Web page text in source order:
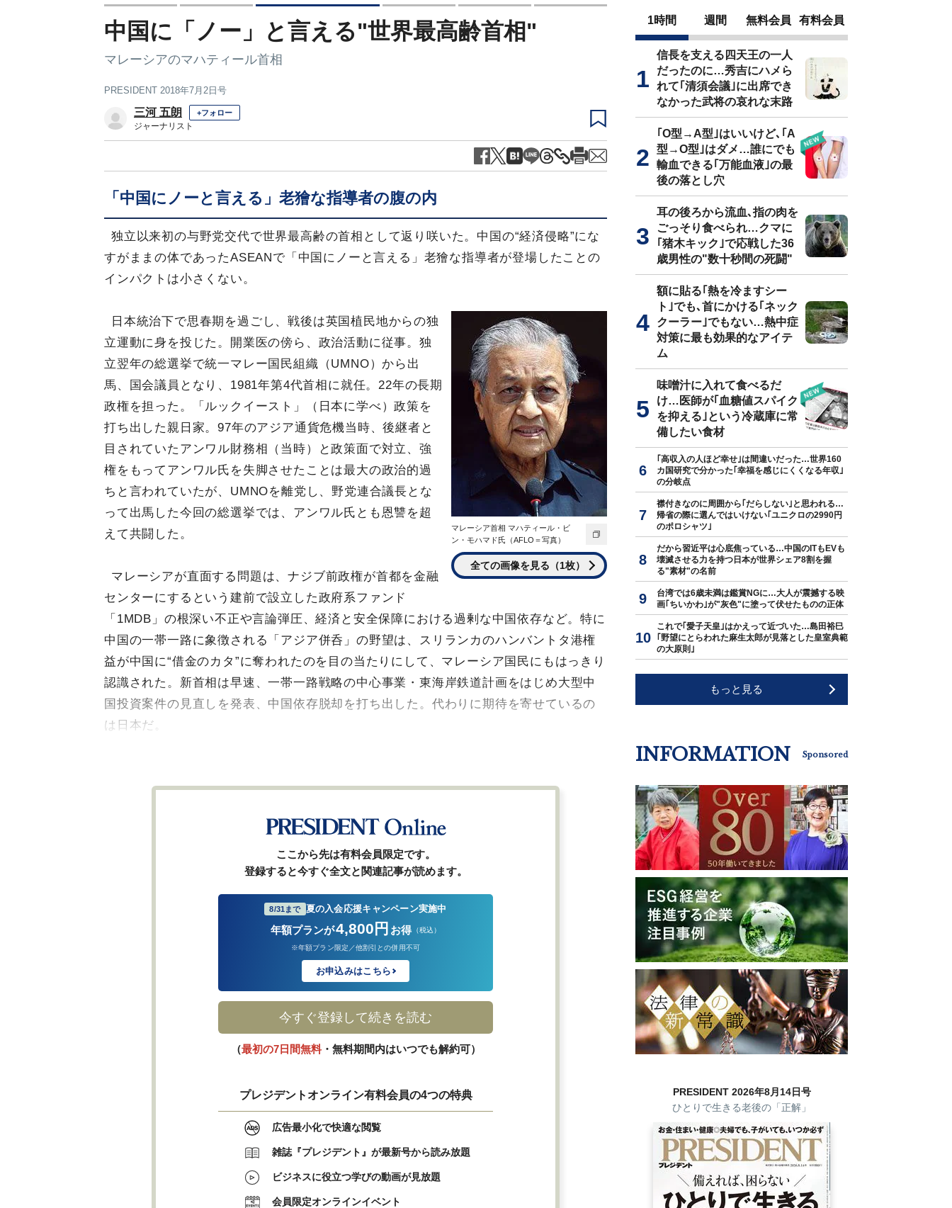
中国に「ノー」と言える"世界最高齢首相"
マレーシアのマハティール首相
PRESIDENT 2018年7月2日号
三河 五朗 +フォロー
ジャーナリスト
「中国にノーと言える」老獪な指導者の腹の内
独立以来初の与野党交代で世界最高齢の首相として返り咲いた。中国の“経済侵略”にな
すがままの体であったASEANで「中国にノーと言える」老獪な指導者が登場したことの
インパクトは小さくない。
マレーシア首相 マハティール・ビ
ン・モハマド氏（AFLO＝写真）
全ての画像を見る（1枚）
日本統治下で思春期を過ごし、戦後は英国植民地からの独
立運動に身を投じた。開業医の傍ら、政治活動に従事。独
立翌年の総選挙で統一マレー国民組織（UMNO）から出
馬、国会議員となり、1981年第4代首相に就任。22年の長期
政権を担った。「ルックイースト」（日本に学べ）政策を
打ち出した親日家。97年のアジア通貨危機当時、後継者と
目されていたアンワル財務相（当時）と政策面で対立、強
権をもってアンワル氏を失脚させたことは最大の政治的過
ちと言われていたが、UMNOを離党し、野党連合議長とな
って出馬した今回の総選挙では、アンワル氏とも恩讐を超
えて共闘した。
マレーシアが直面する問題は、ナジブ前政権が首都を金融
センターにするという建前で設立した政府系ファンド
「1MDB」の根深い不正や言論弾圧、経済と安全保障における過剰な中国依存など。特に
中国の一帯一路に象徴される「アジア併呑」の野望は、スリランカのハンバントタ港権
益が中国に“借金のカタ”に奪われたのを目の当たりにして、マレーシア国民にもはっきり
認識された。新首相は早速、一帯一路戦略の中心事業・東海岸鉄道計画をはじめ大型中
国投資案件の見直しを発表、中国依存脱却を打ち出した。代わりに期待を寄せているの
は日本だ。
ここから先は有料会員限定です。
登録すると今すぐ全文と関連記事が読めます。
8/31まで 夏の入会応援キャンペーン実施中
年額プランが4,800円 お得 （税込）
※年額プラン限定／他割引との併用不可
お申込みはこちら
今すぐ登録して続きを読む
（最初の7日間無料・無料期間内はいつでも解約可）
プレジデントオンライン有料会員の4つの特典
広告最小化で快適な閲覧
雑誌『プレジデント』が最新号から読み放題
ビジネスに役立つ学びの動画が見放題
会員限定オンラインイベント
1時間 週間 無料会員 有料会員
信長を支える四天王の一人
だったのに…秀吉にハメら
れて｢清須会議｣に出席でき
なかった武将の哀れな末路
｢O型→A型｣はいいけど､｢A
型→O型｣はダメ…誰にでも
輸血できる｢万能血液｣の最
後の落とし穴
耳の後ろから流血､指の肉を
ごっそり食べられ…クマに
｢猪木キック｣で応戦した36
歳男性の"数十秒間の死闘"
額に貼る｢熱を冷ますシー
ト｣でも､首にかける｢ネック
クーラー｣でもない…熱中症
対策に最も効果的なアイテ
ム
味噌汁に入れて食べるだ
け…医師が｢血糖値スパイク
を抑える｣という冷蔵庫に常
備したい食材
｢高収入の人ほど幸せ｣は間違いだった…世界160
カ国研究で分かった｢幸福を感じにくくなる年収｣
の分岐点
襟付きなのに周囲から｢だらしない｣と思われる…
帰省の際に選んではいけない｢ユニクロの2990円
のポロシャツ｣
だから習近平は心底焦っている…中国のITもEVも
壊滅させる力を持つ日本が世界シェア8割を握
る"素材"の名前
台湾では6歳未満は鑑賞NGに…大人が震撼する映
画｢ちいかわ｣が"灰色"に塗って伏せたものの正体
これで｢愛子天皇｣はかえって近づいた…島田裕巳
｢野望にとらわれた麻生太郎が見落とした皇室典範
の大原則｣
もっと見る
INFORMATION Sponsored
PRESIDENT 2026年8月14日号
ひとりで生きる老後の「正解」